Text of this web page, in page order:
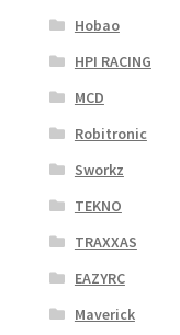
Hobao
HPI RACING
MCD
Robitronic
Sworkz
TEKNO
TRAXXAS
EAZYRC
Maverick